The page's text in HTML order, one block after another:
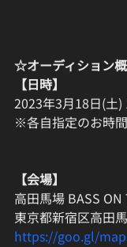
☆オーディション
【日時】
2023年3月18日(土)
※各自指定のお時
【会場】
高田馬場 BASS ON
東京都新宿区高田
https://goo.gl/